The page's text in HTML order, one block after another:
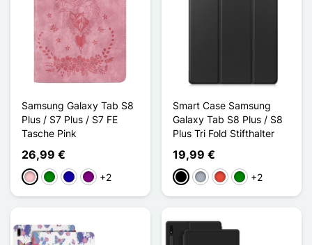
Samsung Galaxy Tab S8
Plus / S7 Plus / S7 FE
Tasche Pink
26,99 €
PinkGrünDunkelblau
Violett
+2
Smart Case Samsung
Galaxy Tab S8 Plus / S8
Plus Tri Fold Stifthalter
19,99 €
Schwarz
GrauRot Grün+2